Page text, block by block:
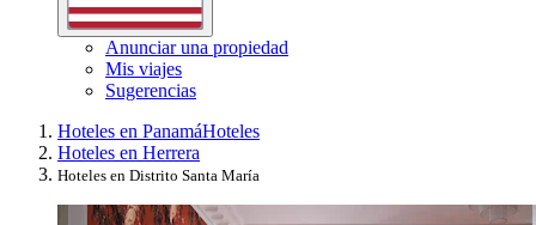
Anunciar una propiedad
Mis viajes
Sugerencias
Hoteles en PanamáHoteles
Hoteles en Herrera
Hoteles en Distrito Santa María